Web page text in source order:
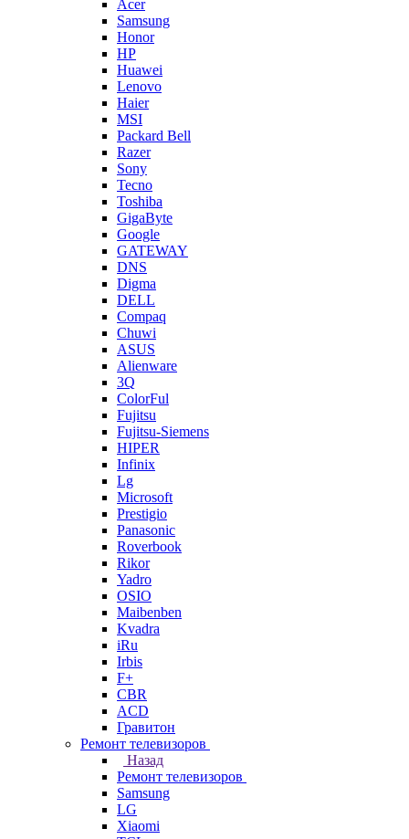
Acer
Samsung
Honor
HP
Huawei
Lenovo
Haier
MSI
Packard Bell
Razer
Sony
Tecno
Toshiba
GigaByte
Google
GATEWAY
DNS
Digma
DELL
Compaq
Chuwi
ASUS
Alienware
3Q
ColorFul
Fujitsu
Fujitsu-Siemens
HIPER
Infinix
Lg
Microsoft
Prestigio
Panasonic
Roverbook
Rikor
Yadro
OSIO
Maibenben
Kvadra
iRu
Irbis
F+
CBR
ACD
Гравитон
Ремонт телевизоров
Назад
Ремонт телевизоров
Samsung
LG
Xiaomi